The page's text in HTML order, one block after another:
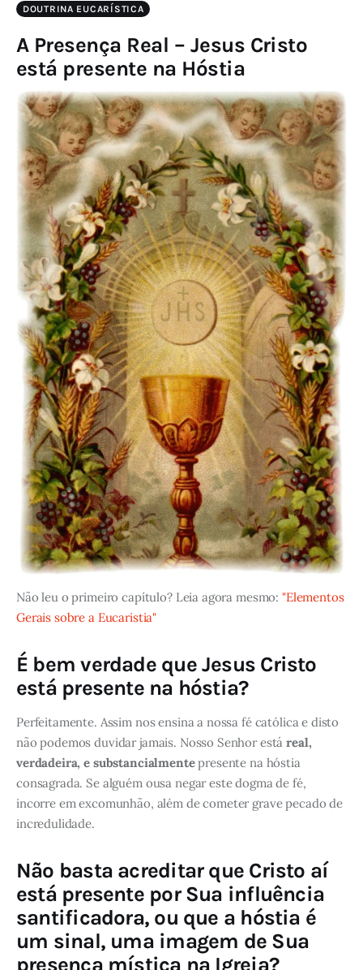
DOUTRINA EUCARÍSTICA
A Presença Real – Jesus Cristo
está presente na Hóstia
Não leu o primeiro capítulo? Leia agora mesmo: "Elementos
Gerais sobre a Eucaristia"
É bem verdade que Jesus Cristo
está presente na hóstia?
Perfeitamente. Assim nos ensina a nossa fé católica e disto
não podemos duvidar jamais. Nosso Senhor estáreal,
verdadeira, e substancialmentepresente na hóstia
consagrada. Se alguém ousa negar este dogma de fé,
incorre em excomunhão, além de cometer grave pecado de
incredulidade.
Não basta acreditar que Cristo aí
está presente por Sua influência
santificadora, ou que a hóstia é
um sinal, uma imagem de Sua